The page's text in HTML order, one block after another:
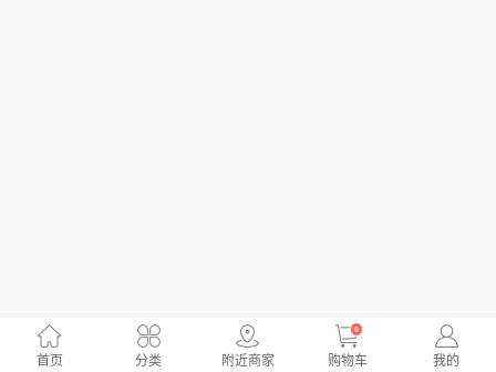
首页 分类 附近商家
0
购物车 我的